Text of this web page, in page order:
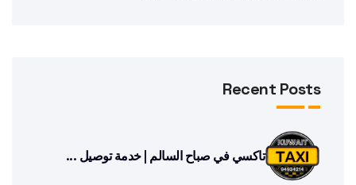
Recent Posts
تاكسي في صباح السالم | خدمة توصيل ...